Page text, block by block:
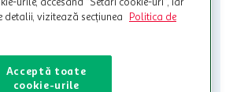
sau in perioada in care sunt efectuate
tehnice la sistemul de utilizarea al Cardului.
ne!
stam mereu la dispozitie.
urile, accesând "Setări cookie-uri", iar
vizitează secțiunea
Politica de
Acceptă toate
cookie-urile